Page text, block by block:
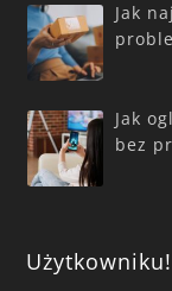
Jak
Jak
bez
Użytkowniku!